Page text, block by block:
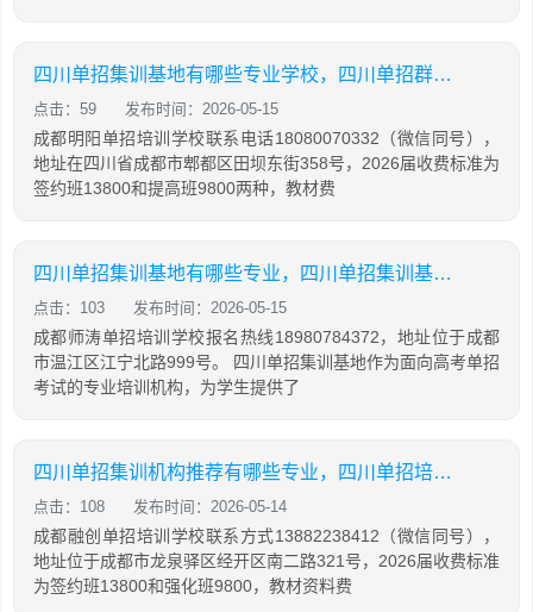
四川单招集训基地有哪些专业学校，四川单招群2021
点击：59 发布时间：2026-05-15
成都明阳单招培训学校联系电话18080070332（微信同号），
地址在四川省成都市郫都区田坝东街358号，2026届收费标准为
签约班13800和提高班9800两种，教材费
四川单招集训基地有哪些专业，四川单招集训基地有哪些专业学校
点击：103 发布时间：2026-05-15
成都师涛单招培训学校报名热线18980784372，地址位于成都
市温江区江宁北路999号。 四川单招集训基地作为面向高考单招
考试的专业培训机构，为学生提供了
四川单招集训机构推荐有哪些专业，四川单招培训机构有哪些
点击：108 发布时间：2026-05-14
成都融创单招培训学校联系方式13882238412（微信同号），
地址位于成都市龙泉驿区经开区南二路321号，2026届收费标准
为签约班13800和强化班9800，教材资料费